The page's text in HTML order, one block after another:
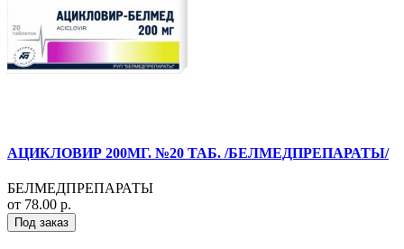
АЦИКЛОВИР 200МГ. №20 ТАБ. /БЕЛМЕДПРЕПАРАТЫ/
БЕЛМЕДПРЕПАРАТЫ
от 78.00 р.
Под заказ